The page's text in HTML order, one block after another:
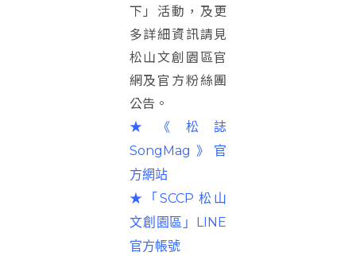
下」活動，及更
多詳細資訊請見
松山文創園區官
網及官方粉絲團
公告。
★《松誌
SongMag》官
方網站
★「SCCP 松山
文創園區」LINE
官方帳號